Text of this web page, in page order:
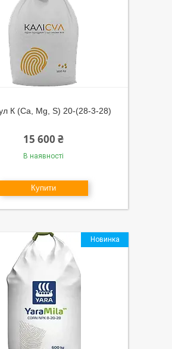
К (Са, Mg, S) 20-(28-3-28)
15 600 ₴
В наявності
Купити
Новинка